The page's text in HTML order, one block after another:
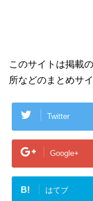
このサイトは掲載
所などのまとめサ
Twitter
Google+
B! はてブ